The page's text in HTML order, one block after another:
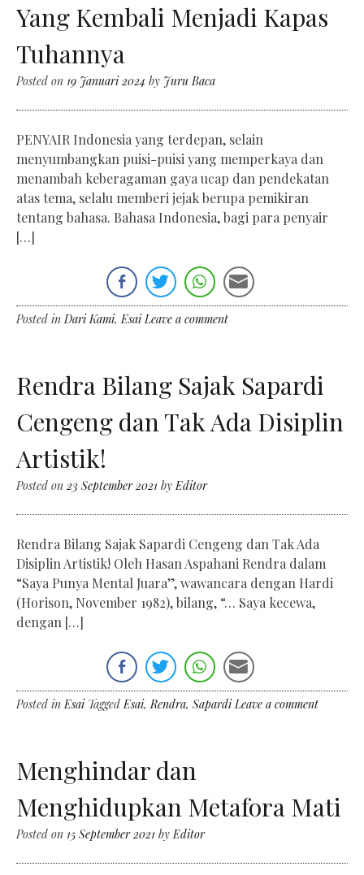
Yang Kembali Menjadi Kapas
Tuhannya
Posted on 19 Januari 2024 by Juru Baca
PENYAIR Indonesia yang terdepan, selain
menyumbangkan puisi-puisi yang memperkaya dan
menambah keberagaman gaya ucap dan pendekatan
atas tema, selalu memberi jejak berupa pemikiran
tentang bahasa. Bahasa Indonesia, bagi para penyair
[…]
Posted inDari Kami,Esai Leave a comment
Rendra Bilang Sajak Sapardi
Cengeng dan Tak Ada Disiplin
Artistik!
Posted on 23 September 2021 byEditor
Rendra Bilang Sajak Sapardi Cengeng dan Tak Ada
Disiplin Artistik! Oleh Hasan Aspahani Rendra dalam
“Saya Punya Mental Juara”, wawancara dengan Hardi
(Horison, November 1982), bilang, “… Saya kecewa,
dengan […]
Posted inEsai TaggedEsai,Rendra, Sapardi Leave a comment
Menghindar dan
Menghidupkan Metafora Mati
Posted on 15 September 2021 byEditor